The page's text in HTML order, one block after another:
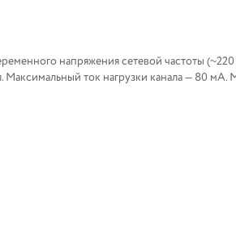
напряжения сетевой частоты
Максимальный ток нагрузки канала — 80 мА.